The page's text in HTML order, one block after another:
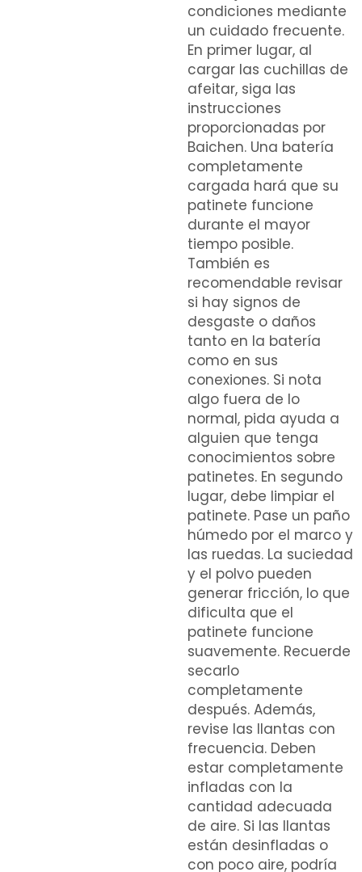
condiciones mediante
un cuidado frecuente.
En primer lugar, al
cargar las cuchillas de
afeitar, siga las
instrucciones
proporcionadas por
Baichen. Una batería
completamente
cargada hará que su
patinete funcione
durante el mayor
tiempo posible.
También es
recomendable revisar
si hay signos de
desgaste o daños
tanto en la batería
como en sus
conexiones. Si nota
algo fuera de lo
normal, pida ayuda a
alguien que tenga
conocimientos sobre
patinetes. En segundo
lugar, debe limpiar el
patinete. Pase un paño
húmedo por el marco y
las ruedas. La suciedad
y el polvo pueden
generar fricción, lo que
dificulta que el
patinete funcione
suavemente. Recuerde
secarlo
completamente
después. Además,
revise las llantas con
frecuencia. Deben
estar completamente
infladas con la
cantidad adecuada
de aire. Si las llantas
están desinfladas o
con poco aire, podría